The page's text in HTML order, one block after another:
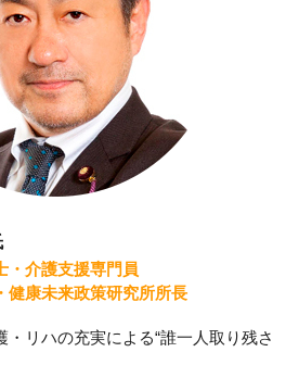
・介護支援専門員
健康未来政策研究所所長
・リハの充実による“誰一人取り残さ